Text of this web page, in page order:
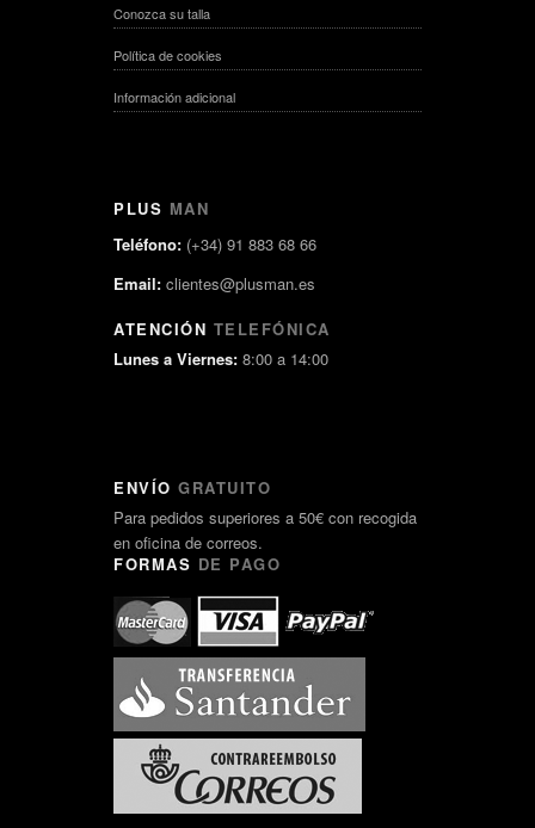
Conozca su talla
Política de cookies
Información adicional
PLUS MAN
Teléfono: (+34) 91 883 68 66
Email: clientes@plusman.es
ATENCIÓN TELEFÓNICA
Lunes a Viernes: 8:00 a 14:00
ENVÍO GRATUITO
Para pedidos superiores a 50€ con recogida
en oficina de correos.
FORMAS DE PAGO